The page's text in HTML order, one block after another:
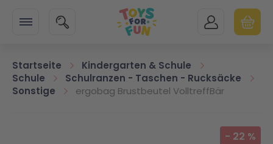
SUCHE MEIN KONTO
Startseite
Kindergarten & Schule
Schule
Schulranzen - Taschen - Rucksäcke
Sonstige
ergobag Brustbeutel VolltreffBär
- 22 %